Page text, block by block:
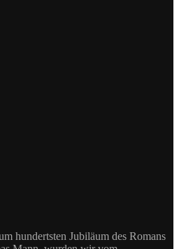
hundertsten Jubiläum des Romans